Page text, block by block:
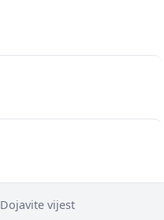
Dojavite vijest